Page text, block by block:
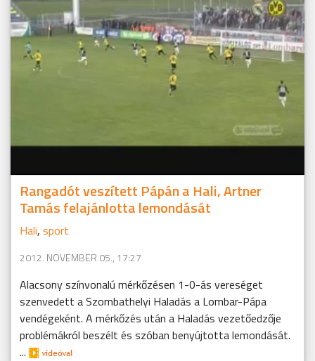
Rangadót veszített Pápán a Hali, Artner
Tamás felajánlotta lemondását
Hali, sport
2012. NOVEMBER 05., 17:27
Alacsony színvonalú mérkőzésen 1-0-ás vereséget
szenvedett a Szombathelyi Haladás a Lombar-Pápa
vendégeként. A mérkőzés után a Haladás vezetőedzője
problémákról beszélt és szóban benyújtotta lemondását.
...